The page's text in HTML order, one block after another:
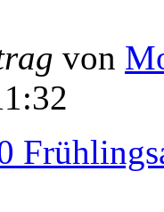
von